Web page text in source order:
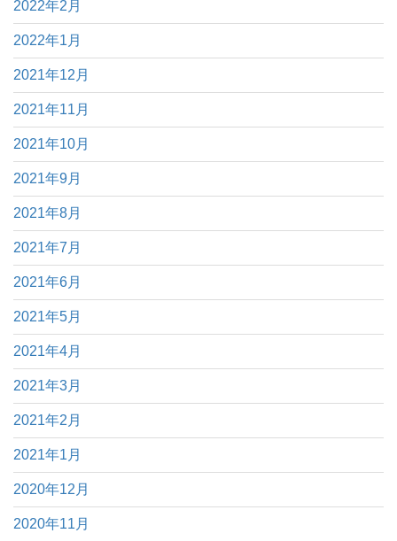
2022年2月
2022年1月
2021年12月
2021年11月
2021年10月
2021年9月
2021年8月
2021年7月
2021年6月
2021年5月
2021年4月
2021年3月
2021年2月
2021年1月
2020年12月
2020年11月